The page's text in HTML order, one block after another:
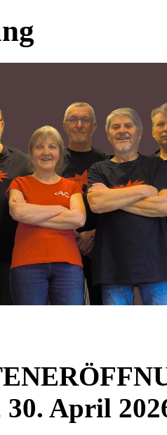
30. April